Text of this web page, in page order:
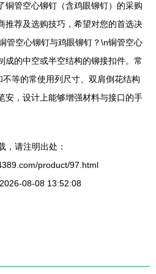
铜管空心铆钉（含鸡眼铆钉）的采购
推荐及选购技巧，希望对您的首选决
管空心铆钉与鸡眼铆钉？\n铜管空心
成的中空或半空结构的铆接扣件。常
等的常使用列尺寸、双肩倒花结构
安，设计上能够增强材料与接口的手
，请注明出处：
product/97.html
08-08 13:52:08